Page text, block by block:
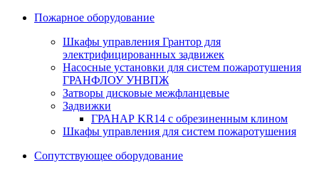
Пожарное оборудование
Шкафы управления Грантор для
электрифицированных задвижек
Насосные установки для систем пожаротушения
ГРАНФЛОУ УНВПЖ
Затворы дисковые межфланцевые
Задвижки
ГРАНАР KR14 с обрезиненным клином
Шкафы управления для систем пожаротушения
Сопутствующее оборудование